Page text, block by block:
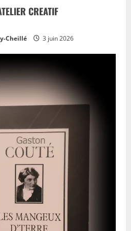
CREATIF
Cheillé 3 juin 2026